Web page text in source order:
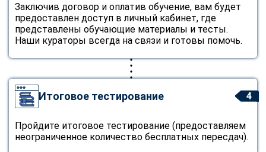
Заключив договор и оплатив обучение, вам будет
предоставлен доступ в личный кабинет, где
представлены обучающие материалы и тесты.
Наши кураторы всегда на связи и готовы помочь.
4
Итоговое тестирование
Пройдите итоговое тестирование (предоставляем
неограниченное количество бесплатных пересдач).